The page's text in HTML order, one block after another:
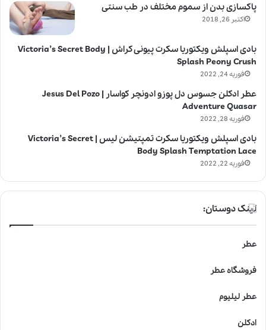
پاکسازی بدن از سموم مختلف در طب سنتی
اکتبر 26, 2018
بادی اسپلش ویکتوریا سکرت پیونی کراش | Victoria’s Secret Body
Splash Peony Crush
فوریه 24, 2022
عطر ادکلن جسوس دل پوزو ادونچر کواسار | Jesus Del Pozo
Adventure Quasar
فوریه 28, 2022
بادی اسپلش ویکتوریا سکرت تمپتیشن لیس | Victoria’s Secret
Body Splash Temptation Lace
فوریه 22, 2022
لینک دوستان:
عطر
فروشگاه عطر
عطر لیلیوم
ادکلن